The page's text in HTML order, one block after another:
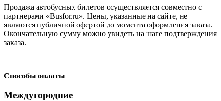
Продажа автобусных билетов осуществляется совместно с
партнерами «Busfor.ru». Цены, указанные на сайте, не
являются публичной офертой до момента оформления заказа.
Окончательную сумму можно увидеть на шаге подтверждения
заказа.
Способы оплаты
Междугородние